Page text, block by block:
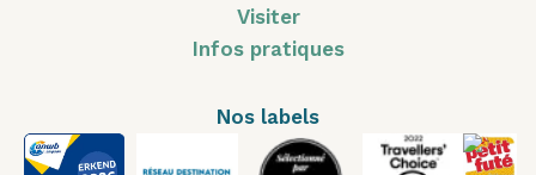
Visiter
Infos pratiques
Nos labels